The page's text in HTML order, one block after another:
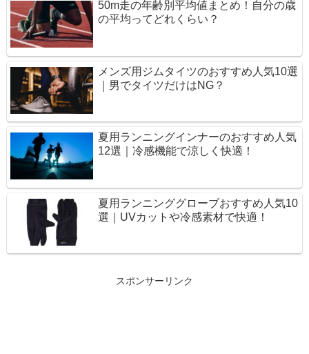
50m走の年齢別平均値まとめ！自分の歳
の平均ってどれくらい？
メンズ用ジムタイツのおすすめ人気10選
｜男でタイツだけはNG？
夏用ランニングインナーのおすすめ人気
12選｜冷感機能で涼しく快適！
夏用ランニンググローブおすすめ人気10
選｜UVカットや冷感素材で快適！
スポンサーリンク